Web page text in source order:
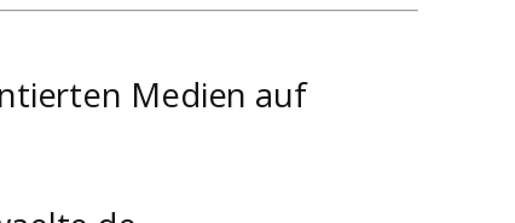
Medien auf